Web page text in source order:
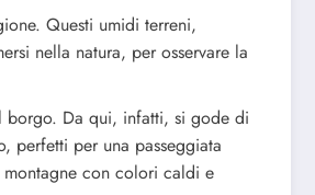
Questi umidi terreni,
nella natura, per osservare la
borgo. Da qui, infatti, si gode di
perfetti per una passeggiata
con colori caldi e